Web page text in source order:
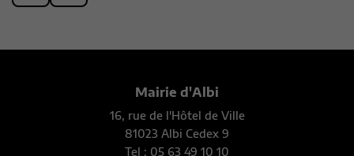
Mairie d'Albi
16, rue de l'Hôtel de Ville
81023 Albi Cedex 9
Tel : 05 63 49 10 10